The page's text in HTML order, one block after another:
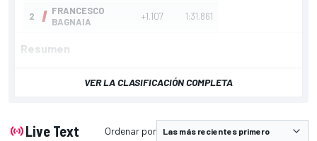
Resumen
VER LA CLASIFICACIÓN COMPLETA
Live Text Ordenar por